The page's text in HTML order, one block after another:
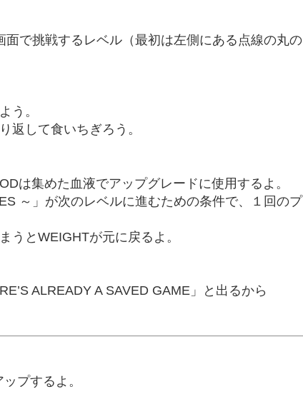
で挑戦するレベル（最初は左側にある点線の丸の
う。
返して食いちぎろう。
は集めた血液でアップグレードに使用するよ。
～」が次のレベルに進むための条件で、１回のプ
うとWEIGHTが元に戻るよ。
ALREADY A SAVED GAME」と出るから
プするよ。